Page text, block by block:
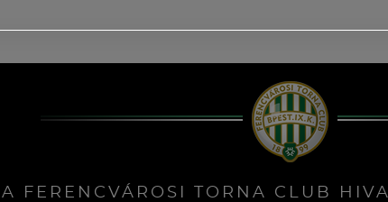
A FERENCVÁROSI TORNA CLUB